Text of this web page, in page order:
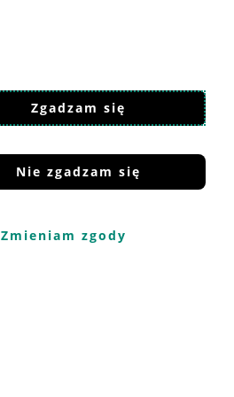
Zgadzam się
Nie zgadzam się
Zmieniam zgody